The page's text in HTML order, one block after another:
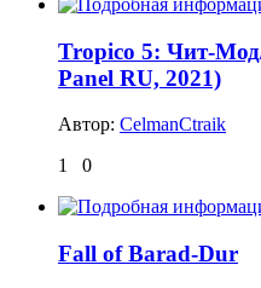
Tropico 5: Чит-
Panel RU, 2021)
Автор: CelmanCtraik
1
0
Fall of Barad-Dur